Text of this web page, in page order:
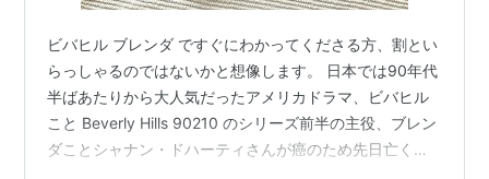
ビバヒル ブレンダ ですぐにわかってくださる方、割とい
らっしゃるのではないかと想像します。 日本では90年代
半ばあたりから大人気だったアメリカドラマ、ビバヒル
こと Beverly Hills 90210 のシリーズ前半の主役、ブレン
ダことシャナン・ドハーティさんが癌のため先日亡くな